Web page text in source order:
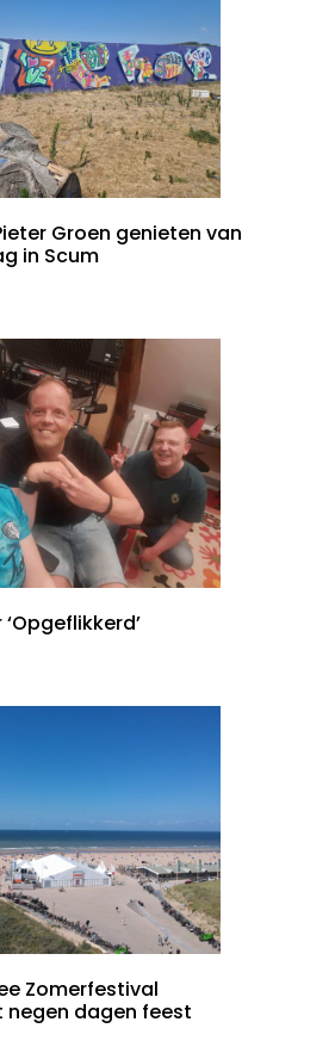
Groen genieten van
in Scum
Zomerfestival
negen dagen feest